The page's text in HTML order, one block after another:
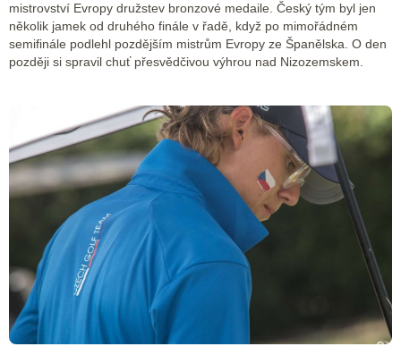
mistrovství Evropy družstev bronzové medaile. Český tým byl jen
několik jamek od druhého finále v řadě, když po mimořádném
semifinále podlehl pozdějším mistrům Evropy ze Španělska. O den
později si spravil chuť přesvědčivou výhrou nad Nizozemskem.